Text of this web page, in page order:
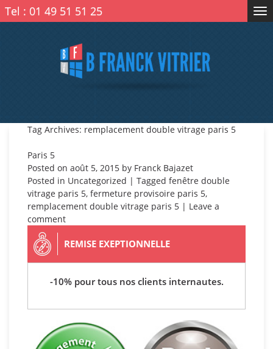
Tel : 01 49 51 51 25
Tag Archives: remplacement double vitrage paris 5
Paris 5
Posted on août 5, 2015 by Franck Bajazet
Posted in Uncategorized | Tagged fenêtre double
vitrage paris 5, fermeture provisoire paris 5,
remplacement double vitrage paris 5 | Leave a
comment
REMISE EXEPTIONNELLE
-10% pour tous nos clients internautes.